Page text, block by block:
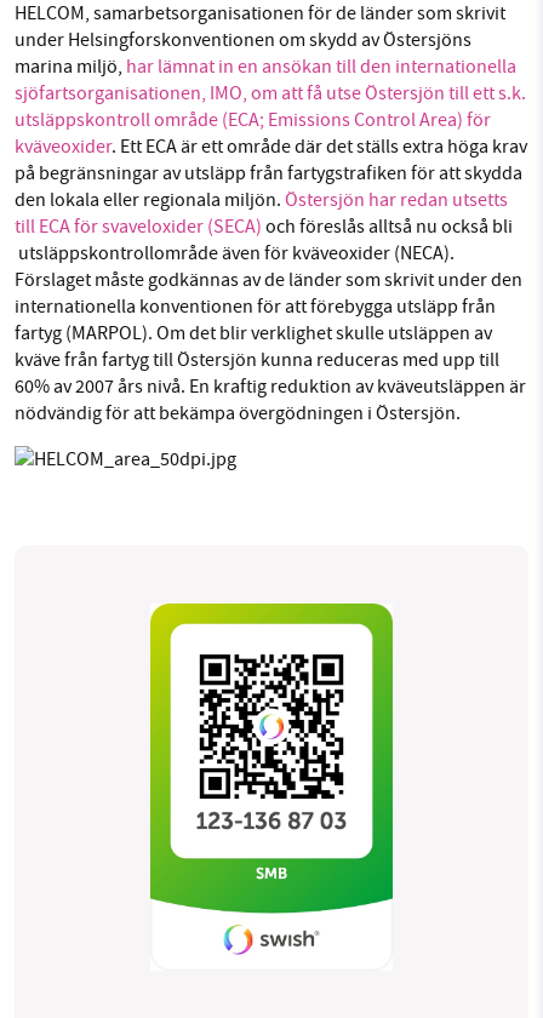
Facebook Instagram BlueSky
Threads LinkedIn
HELCOM, samarbetsorganisationen för de länder som skrivit
under Helsingforskonventionen om skydd av Östersjöns
marina miljö, har lämnat in en ansökan till den internationella
sjöfartsorganisationen, IMO, om att få utse Östersjön till ett s.k.
utsläppskontroll område (ECA; Emissions Control Area) för
kväveoxider. Ett ECA är ett område där det ställs extra höga krav
på begränsningar av utsläpp från fartygstrafiken för att skydda
den lokala eller regionala miljön. Östersjön har redan utsetts
till ECA för svaveloxider (SECA) och föreslås alltså nu också bli
utsläppskontrollområde även för kväveoxider (NECA).
Förslaget måste godkännas av de länder som skrivit under den
internationella konventionen för att förebygga utsläpp från
fartyg (MARPOL). Om det blir verklighet skulle utsläppen av
kväve från fartyg till Östersjön kunna reduceras med upp till
60% av 2007 års nivå. En kraftig reduktion av kväveutsläppen är
nödvändig för att bekämpa övergödningen i Östersjön.
SMB kämpar för en hållbar framtid. Sedan
starten 2010 har vår ideella redaktion drivit
miljödebatten framåt genom
nyhetsbevakning och granskningar. Nu vill vi
utveckla vårt arbete – och vi hoppas att du
vill hjälpa oss.
Stötta vårt arbete genom att swisha en slant till
1231368703